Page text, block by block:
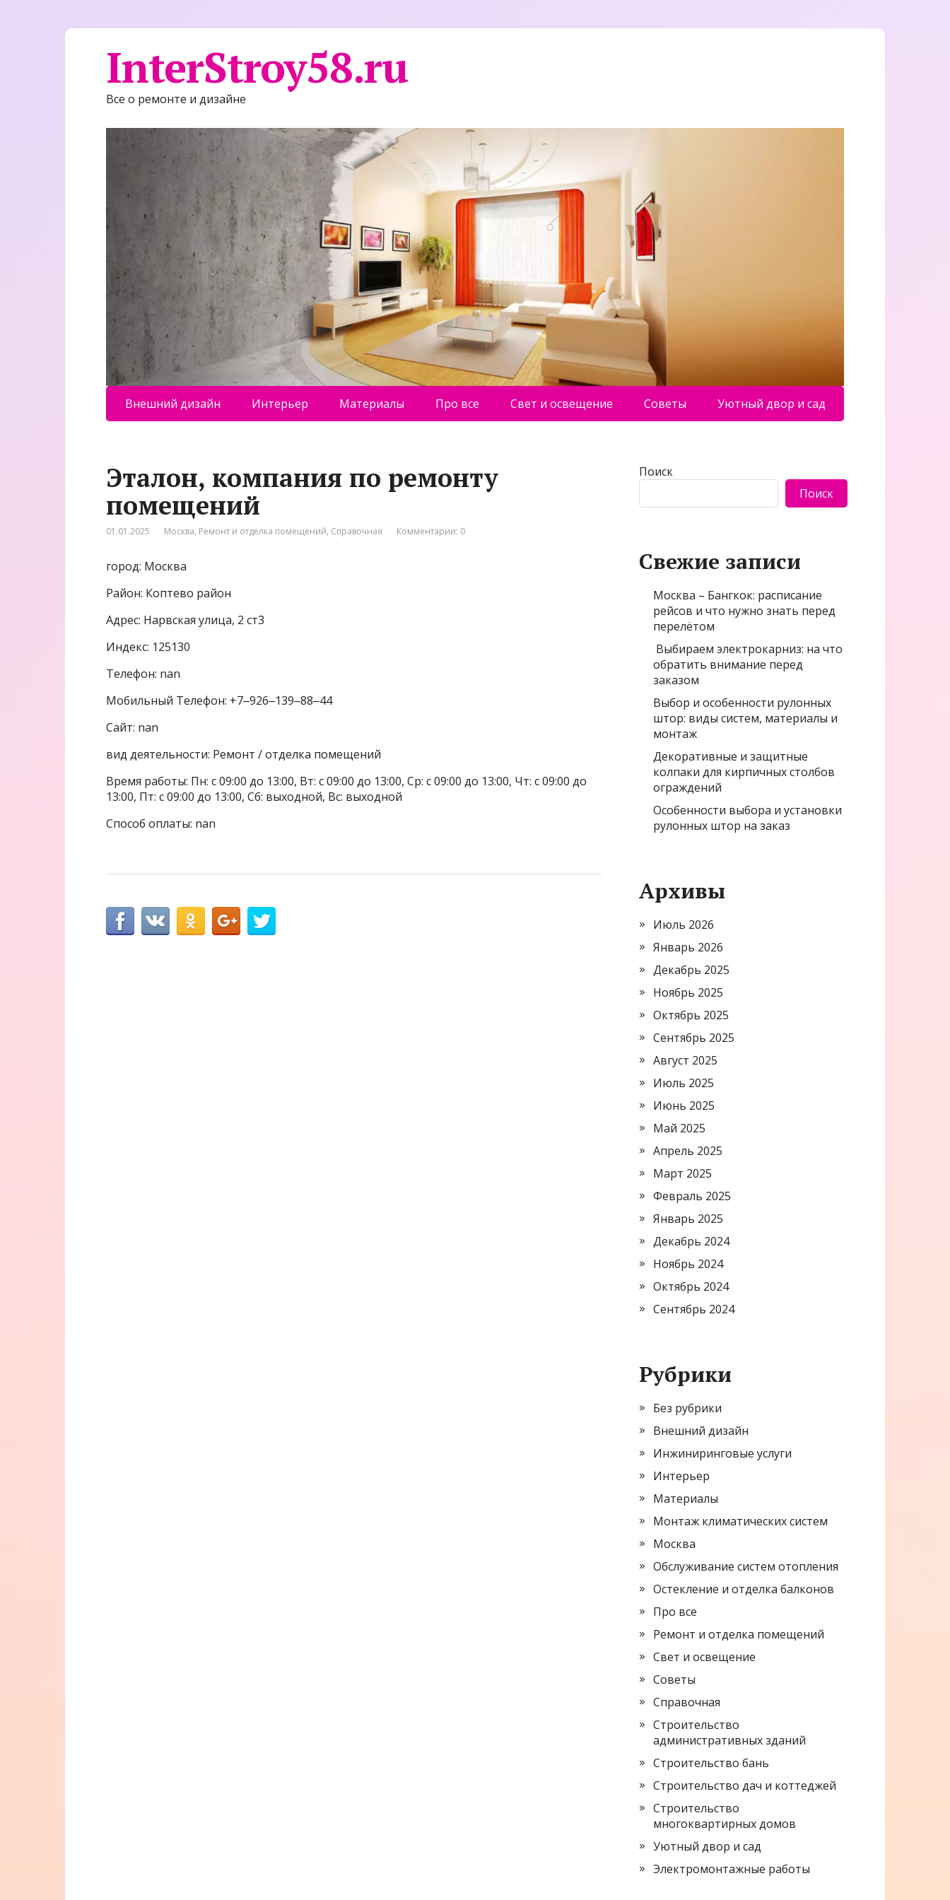
InterStroy58.ru
Все о ремонте и дизайне
Внешний дизайн Интерьер Материалы Про все Свет и освещение Советы Уютный двор и сад
Эталон, компания по ремонту
помещений
01.01.2025 Москва, Ремонт и отделка помещений, Справочная Комментарии: 0
город: Москва
Район: Коптево район
Адрес: Нарвская улица, 2 ст3
Индекс: 125130
Телефон: nan
Мобильный Телефон: +7‒926‒139‒88‒44
Сайт: nan
вид деятельности: Ремонт / отделка помещений
Время работы: Пн: с 09:00 до 13:00, Вт: с 09:00 до 13:00, Ср: с 09:00 до 13:00, Чт: с 09:00 до
13:00, Пт: с 09:00 до 13:00, Сб: выходной, Вс: выходной
Способ оплаты: nan
Поиск
Поиск
Свежие записи
Москва – Бангкок: расписание
рейсов и что нужно знать перед
перелётом
Выбираем электрокарниз: на что
обратить внимание перед
заказом
Выбор и особенности рулонных
штор: виды систем, материалы и
монтаж
Декоративные и защитные
колпаки для кирпичных столбов
ограждений
Особенности выбора и установки
рулонных штор на заказ
Архивы
Июль 2026
Январь 2026
Декабрь 2025
Ноябрь 2025
Октябрь 2025
Сентябрь 2025
Август 2025
Июль 2025
Июнь 2025
Май 2025
Апрель 2025
Март 2025
Февраль 2025
Январь 2025
Декабрь 2024
Ноябрь 2024
Октябрь 2024
Сентябрь 2024
Рубрики
Без рубрики
Внешний дизайн
Инжиниринговые услуги
Интерьер
Материалы
Монтаж климатических систем
Москва
Обслуживание систем отопления
Остекление и отделка балконов
Про все
Ремонт и отделка помещений
Свет и освещение
Советы
Справочная
Строительство
административных зданий
Строительство бань
Строительство дач и коттеджей
Строительство
многоквартирных домов
Уютный двор и сад
Электромонтажные работы